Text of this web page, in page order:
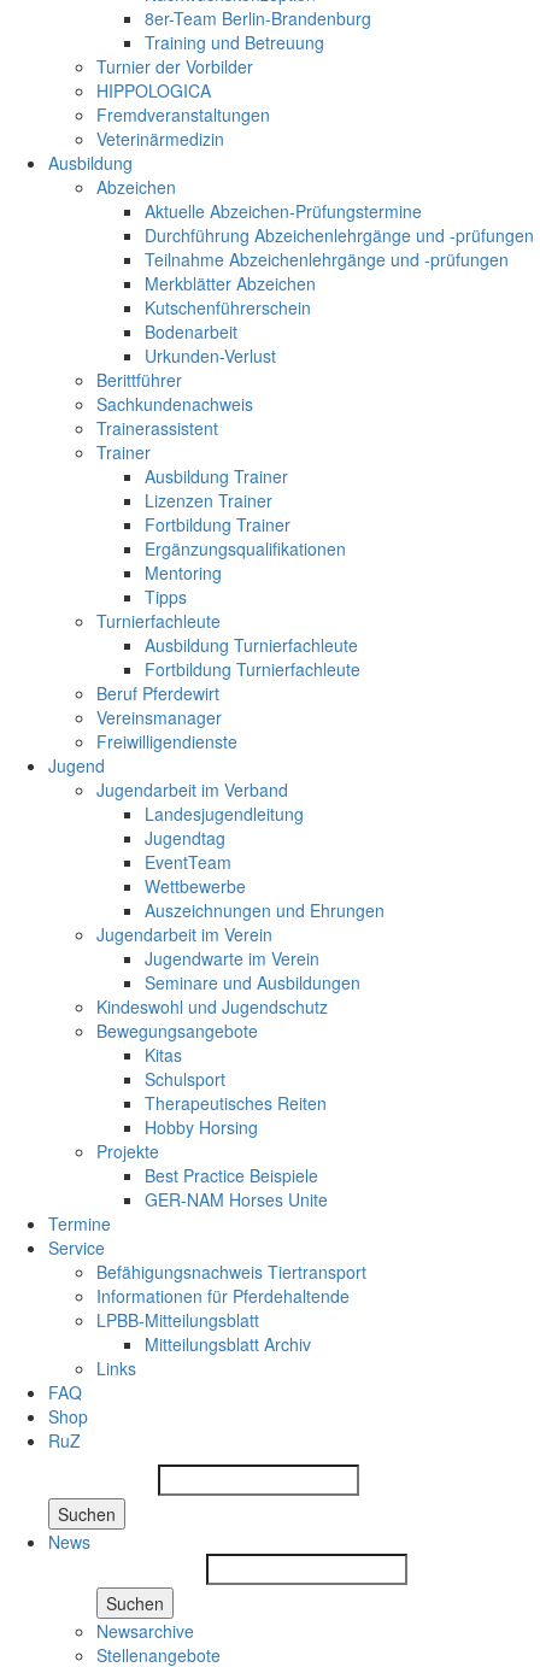
8er-Team Berlin-Brandenburg
Training und Betreuung
Turnier der Vorbilder
HIPPOLOGICA
Fremdveranstaltungen
Veterinärmedizin
Ausbildung
Abzeichen
Aktuelle Abzeichen-Prüfungstermine
Durchführung Abzeichenlehrgänge und -prüfungen
Teilnahme Abzeichenlehrgänge und -prüfungen
Merkblätter Abzeichen
Kutschenführerschein
Bodenarbeit
Urkunden-Verlust
Berittführer
Sachkundenachweis
Trainerassistent
Trainer
Ausbildung Trainer
Lizenzen Trainer
Fortbildung Trainer
Ergänzungsqualifikationen
Mentoring
Tipps
Turnierfachleute
Ausbildung Turnierfachleute
Fortbildung Turnierfachleute
Beruf Pferdewirt
Vereinsmanager
Freiwilligendienste
Jugend
Jugendarbeit im Verband
Landesjugendleitung
Jugendtag
EventTeam
Wettbewerbe
Auszeichnungen und Ehrungen
Jugendarbeit im Verein
Jugendwarte im Verein
Seminare und Ausbildungen
Kindeswohl und Jugendschutz
Bewegungsangebote
Kitas
Schulsport
Therapeutisches Reiten
Hobby Horsing
Projekte
Best Practice Beispiele
GER-NAM Horses Unite
Termine
Service
Befähigungsnachweis Tiertransport
Informationen für Pferdehaltende
LPBB-Mitteilungsblatt
Mitteilungsblatt Archiv
Links
FAQ
Shop
RuZ
Suchen
News
Suchen
Newsarchive
Stellenangebote